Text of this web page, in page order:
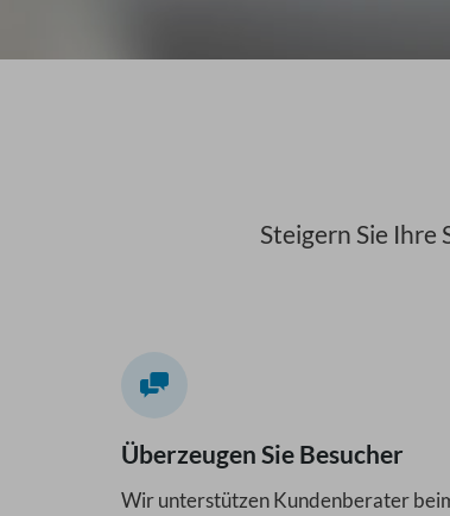
Steigern Sie
Überzeugen Sie Besucher
Wir unterstützen Kundenberater